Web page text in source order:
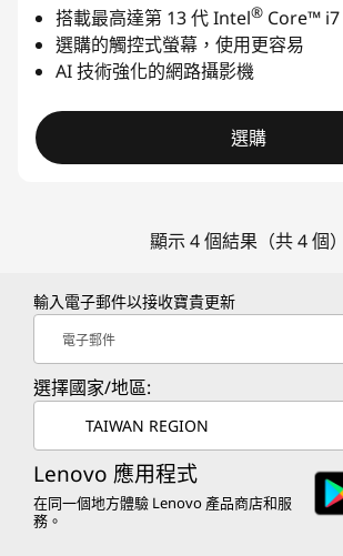
搭載最高達第 13代 Intel® Core™ i7
選購的觸控式螢幕，使用更容易
AI 技術強化的網路攝影機
選購
顯示 4 個結果（共 4 個）
輸入電子郵件以接收寶貴更新
電子郵件
選擇國家/地區:
TAIWAN REGION
Lenovo 應用程式
在同一個地方體驗 Lenovo 產品商店和服
務。